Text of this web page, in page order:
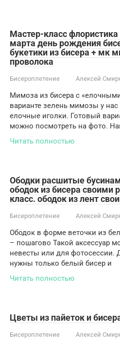
Мастер-класс флористика
марта день рождения
букетики из бисера + мк
проволока
Бисероплетение Алексей
Мимоза из бисера с
варианте зелень мимозы у нас
елочные иголки. Готовый
можно посмотреть на фото.
Читать полностью
Ободки расшитые
ободок из бисера своими
класс. ободок из лент
Бисероплетение Алексей
Ободок в форме веточки из
– пошагово Такой аксессуар
невесты или для фотосессии.
нужны только белый бисер и
Читать полностью
Цветы из пайеток и
Бисероплетение Алексей